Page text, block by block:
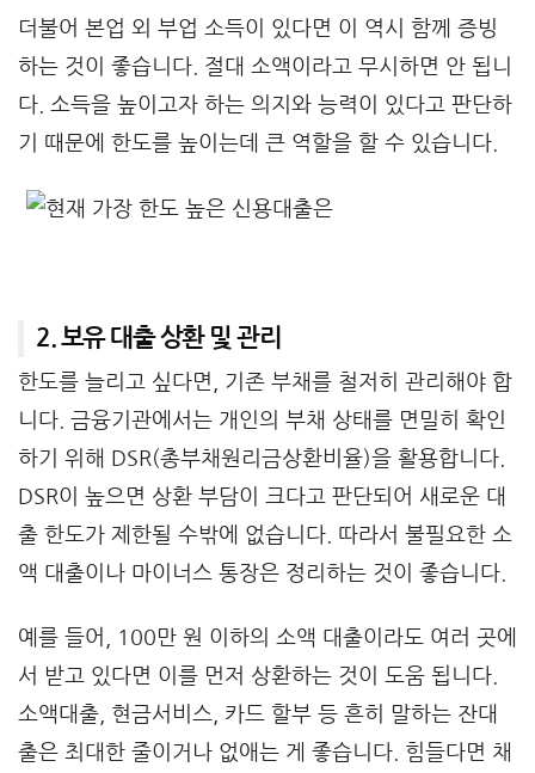
더불어 본업 외 부업 소득이 있다면 이 역시 함께 증빙
하는 것이 좋습니다. 절대 소액이라고 무시하면 안 됩니
다. 소득을 높이고자 하는 의지와 능력이 있다고 판단하
기 때문에 한도를 높이는데 큰 역할을 할 수 있습니다.
2. 보유 대출 상환 및 관리
한도를 늘리고 싶다면, 기존 부채를 철저히 관리해야 합
니다. 금융기관에서는 개인의 부채 상태를 면밀히 확인
하기 위해 DSR(총부채원리금상환비율)을 활용합니다.
DSR이 높으면 상환 부담이 크다고 판단되어 새로운 대
출 한도가 제한될 수밖에 없습니다. 따라서 불필요한 소
액 대출이나 마이너스 통장은 정리하는 것이 좋습니다.
예를 들어, 100만 원 이하의 소액 대출이라도 여러 곳에
서 받고 있다면 이를 먼저 상환하는 것이 도움 됩니다.
소액대출, 현금서비스, 카드 할부 등 흔히 말하는 잔대
출은 최대한 줄이거나 없애는 게 좋습니다. 힘들다면 채